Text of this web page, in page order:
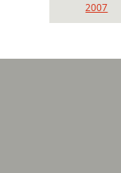
2007